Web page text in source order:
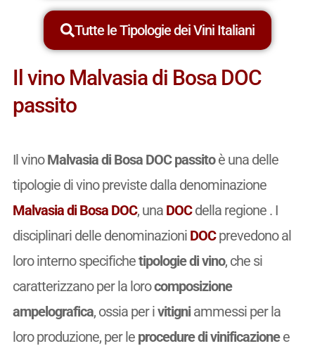
Tutte le Tipologie dei Vini Italiani
Il vino Malvasia di Bosa DOC
passito
Il vinoMalvasia di Bosa DOC passitoè una delle
tipologie di vino previste dalla denominazione
Malvasia di Bosa DOC, una DOCdella regione . I
disciplinari delle denominazioni DOCprevedono al
loro interno specifichetipologie di vino, che si
caratterizzano per la lorocomposizione
ampelografica, ossia per ivitigniammessi per la
loro produzione, per le procedure di vinificazionee